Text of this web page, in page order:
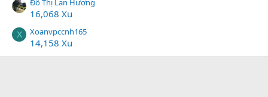
Đỗ Thị Lan Hương
16,068 Xu
X Xoanvpccnh165
14,158 Xu